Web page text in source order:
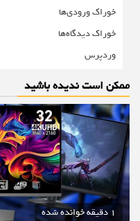
خوراک ورودی‌ها
خوراک دیدگاه‌ها
وردپرس
ممکن است ندیده باشید
1 دقیقه خوانده شده